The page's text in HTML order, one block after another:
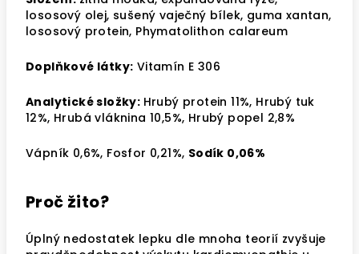
lososový olej, sušený vaječný bílek, guma xantan,
lososový protein, Phymatolithon calareum
Doplňkové látky: Vitamín E 306
Analytické složky: Hrubý protein 11%, Hrubý tuk
12%, Hrubá vláknina 10,5%, Hrubý popel 2,8%
Vápník 0,6%, Fosfor 0,21%, Sodík 0,06%
Proč žito?
Úplný nedostatek lepku dle mnoha teorií zvyšuje